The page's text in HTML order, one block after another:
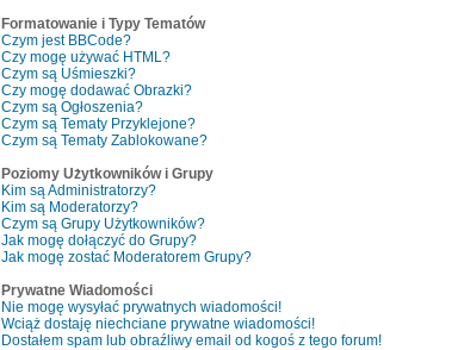
Formatowanie i Typy Tematów
Czym jest BBCode?
Czy mogę używać HTML?
Czym są Uśmieszki?
Czy mogę dodawać Obrazki?
Czym są Ogłoszenia?
Czym są Tematy Przyklejone?
Czym są Tematy Zablokowane?
Poziomy Użytkowników i Grupy
Kim są Administratorzy?
Kim są Moderatorzy?
Czym są Grupy Użytkowników?
Jak mogę dołączyć do Grupy?
Jak mogę zostać Moderatorem Grupy?
Prywatne Wiadomości
Nie mogę wysyłać prywatnych wiadomości!
Wciąż dostaję niechciane prywatne wiadomości!
Dostałem spam lub obraźliwy email od kogoś z tego forum!